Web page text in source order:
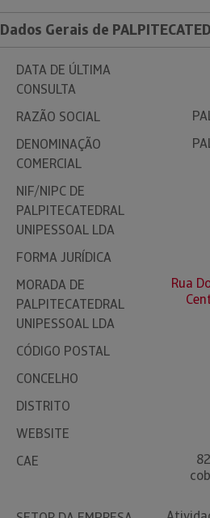
Dados Gerais de
DATA DE ÚLTIMA
CONSULTA
RAZÃO SOCIAL
DENOMINAÇÃO
COMERCIAL
NIF/NIPC DE
PALPITECATEDRAL
UNIPESSOAL LDA
FORMA JURÍDICA
MORADA DE
PALPITECATEDRAL
UNIPESSOAL LDA
Rua
CÓDIGO POSTAL
CONCELHO
DISTRITO
WEBSITE
CAE